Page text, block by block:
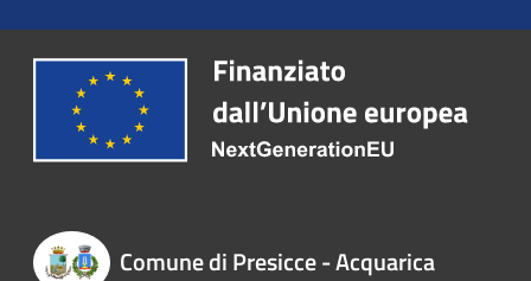
Comune di Presicce - Acquarica